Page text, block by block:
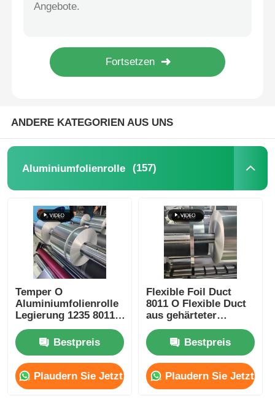
Aluminiumkreis
Aluminiumspule
Aluminiumstreifen-Spule
Aluminiumkarschtafel
Prägeartiges Aluminium
Laminatfolie aus Aluminium
Aluminiumwabenpaneele
Aluminiumbienenwabe
ANDERE KATEGORIEN AUS UNS
Aluminiumfolienrolle (157)
Temper O
Aluminiumfolienrolle
Legierung 1235 8011
8079 3003 Material für
Lebensmittelverpackung
Isolierung Hitzeschild
und elektrische
Leitfähigkeit
Bestpreis
Plaudern Sie Jetzt
Flexible Foil Duct
8011 O Flexible Duct
aus gehärteter
Aluminiumfolie
Bestpreis
Plaudern Sie Jetzt